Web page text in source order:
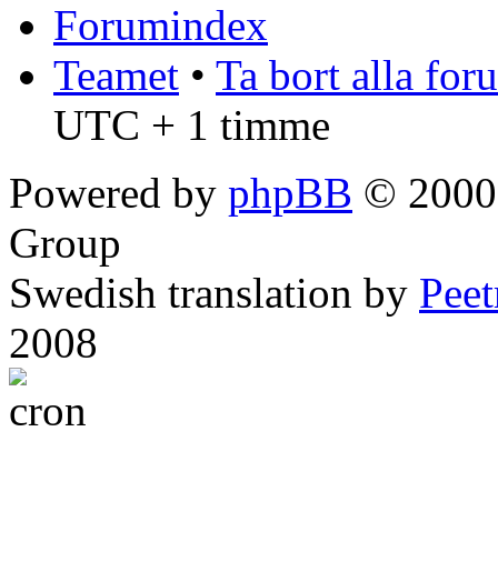
Forumindex
Teamet • Ta bort alla
UTC + 1 timme
Powered by phpBB ©
Group
Swedish translation by
2008